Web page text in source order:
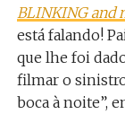
BLINKING
está falando!
que lhe foi
filmar o
boca à noite”,